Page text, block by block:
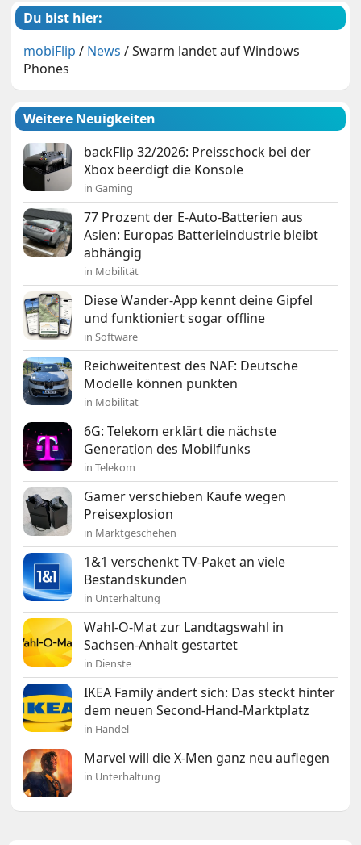
Du bist hier:
mobiFlip / News /Swarm landet auf Windows
Phones
Weitere Neuigkeiten
backFlip 32/2026: Preisschock bei der
Xbox beerdigt die Konsole
in Gaming
77 Prozent der E-Auto-Batterien aus
Asien: Europas Batterieindustrie bleibt
abhängig
in Mobilität
Diese Wander-App kennt deine Gipfel
und funktioniert sogar offline
in Software
Reichweitentest des NAF: Deutsche
Modelle können punkten
in Mobilität
6G: Telekom erklärt die nächste
Generation des Mobilfunks
in Telekom
Gamer verschieben Käufe wegen
Preisexplosion
in Marktgeschehen
1&1 verschenkt TV-Paket an viele
Bestandskunden
in Unterhaltung
Wahl-O-Mat zur Landtagswahl in
Sachsen-Anhalt gestartet
in Dienste
IKEA Family ändert sich: Das steckt hinter
dem neuen Second-Hand-Marktplatz
in Handel
Marvel will die X-Men ganz neu auflegen
in Unterhaltung